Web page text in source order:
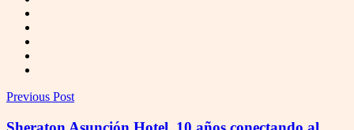
Previous Post